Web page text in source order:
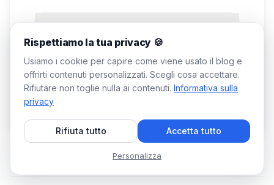
conversione?
L'imbuto di conversione è composto da tre
fasi fondamentali 🔑 :
1️⃣Parte superiore dell'imbuto:attirare
2️⃣Parte centrale dell'imbuto: iclienti
valutano diverse soluzioni.
Parte inferiore dell'imbuto:
decisione d'acquisto.
Quali tipi di conversione esistono?
Per le conversioni si può utilizzare il metodo
AIDA. Ecco di cosa si tratta. ⬇️
AIDA
Descrizione
del prodotto
Rispettiamo la tua privacy 🍪
Usiamo i cookie per capire come viene usato il blog e
offrirti contenuti personalizzati. Scegli cosa accettare.
Rifiutare non toglie nulla ai contenuti. Informativa sulla
privacy
Rifiuta tutto Accetta tutto
Personalizza